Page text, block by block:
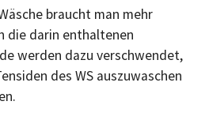
braucht man mehr
die darin enthaltenen
werden dazu verschwendet,
des WS auszuwaschen